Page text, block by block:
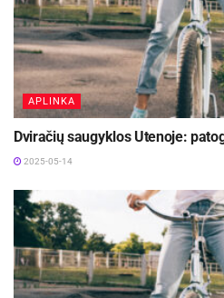
APLINKA
Dviračių saugyklos Utenoje:
2025-05-14